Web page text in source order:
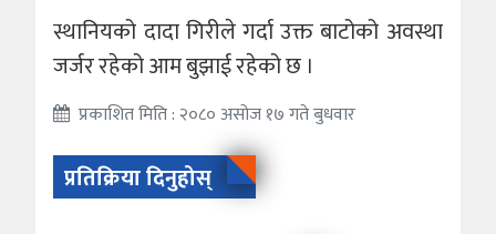
स्थानियको दादा गिरीले गर्दा उक्त बाटोको अवस्था
जर्जर रहेको आम बुझाई रहेको छ ।
प्रकाशित मिति : २०८० असोज १७ गते बुधवार
प्रतिक्रिया दिनुहोस्